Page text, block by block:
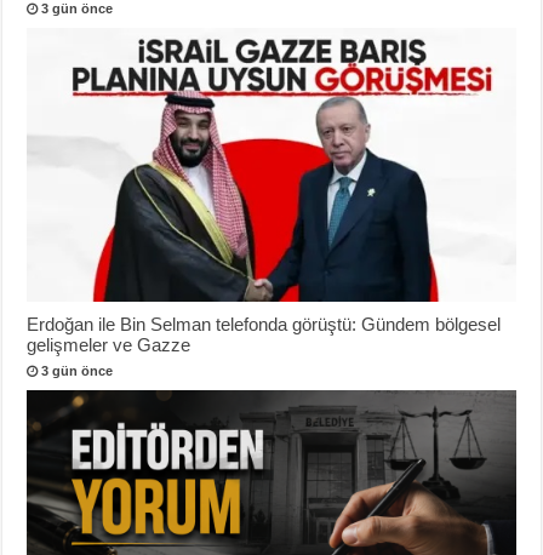
3 gün önce
Erdoğan ile Bin Selman telefonda görüştü: Gündem bölgesel
gelişmeler ve Gazze
3 gün önce